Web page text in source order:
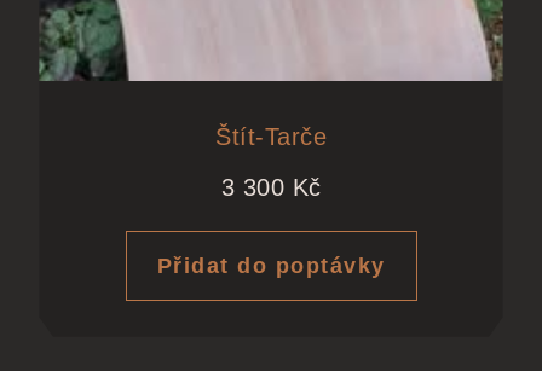
Štít-Tarče
3 300 Kč
Přidat do poptávky